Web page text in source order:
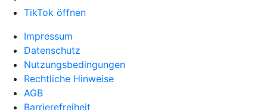
TikTok öffnen
Impressum
Datenschutz
Nutzungsbedingungen
Rechtliche Hinweise
AGB
Barrierefreiheit